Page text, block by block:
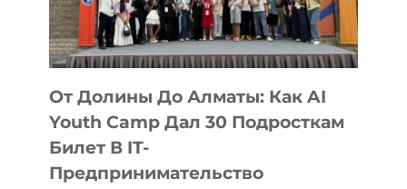
От Долины До Алматы: Как AI
Youth Camp Дал 30 Подросткам
Билет В IT-
Предпринимательство